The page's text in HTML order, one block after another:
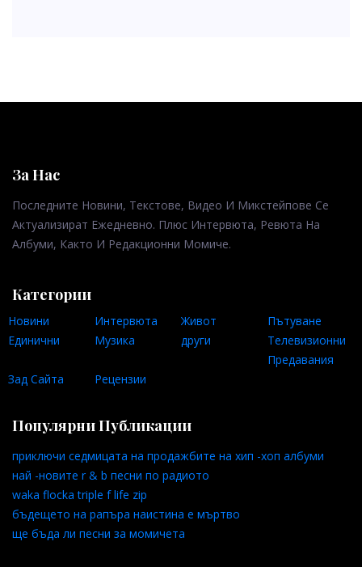
За Нас
Последните Новини, Текстове, Видео И Микстейпове Се
Актуализират Ежедневно. Плюс Интервюта, Ревюта На
Албуми, Както И Редакционни Момиче.
Категории
Новини Интервюта Живот
Пътуване
Единични
Музика други
Телевизионни
Предавания
Зад Сайта
Рецензии
Популярни Публикации
приключи седмицата на продажбите на хип -хоп албуми
най -новите r & b песни по радиото
waka flocka triple f life zip
бъдещето на рапъра наистина е мъртво
ще бъда ли песни за момичета